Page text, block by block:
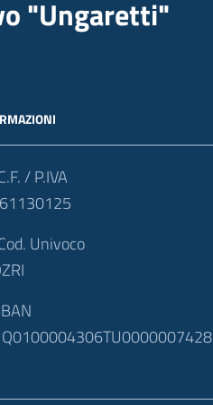
"Ungaretti"
/ P.IVA
Univoco